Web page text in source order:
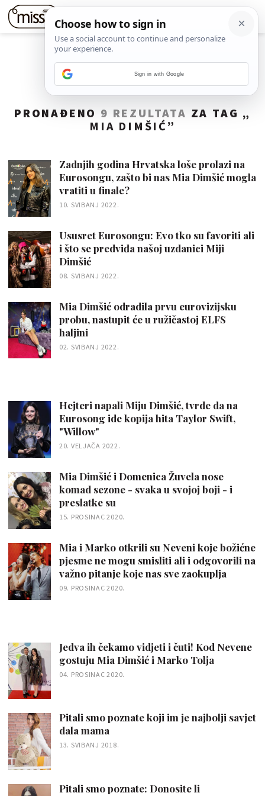
PRONAĐENO 9 REZULTATA ZA TAG „
MIA DIMŠIĆ ”
Zadnjih godina Hrvatska loše prolazi na
Eurosongu, zašto bi nas Mia Dimšić mogla
vratiti u finale?
10. SVIBANJ 2022.
Ususret Eurosongu: Evo tko su favoriti ali
i što se predviđa našoj uzdanici Miji
Dimšić
08. SVIBANJ 2022.
Mia Dimšić odradila prvu eurovizijsku
probu, nastupit će u ružičastoj ELFS
haljini
02. SVIBANJ 2022.
Hejteri napali Miju Dimšić, tvrde da na
Eurosong ide kopija hita Taylor Swift,
"Willow"
20. VELJAČA 2022.
Mia Dimšić i Domenica Žuvela nose
komad sezone - svaka u svojoj boji - i
preslatke su
15. PROSINAC 2020.
Mia i Marko otkrili su Neveni koje božićne
pjesme ne mogu smisliti ali i odgovorili na
važno pitanje koje nas sve zaokuplja
09. PROSINAC 2020.
Jedva ih čekamo vidjeti i čuti! Kod Nevene
gostuju Mia Dimšić i Marko Tolja
04. PROSINAC 2020.
Pitali smo poznate koji im je najbolji savjet
dala mama
13. SVIBANJ 2018.
Pitali smo poznate: Donosite li
Sign in with Google